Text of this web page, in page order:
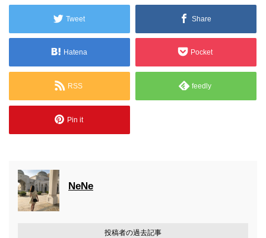
Tweet Share
Hatena Pocket
RSS feedly
Pin it
NeNe
投稿者の過去記事